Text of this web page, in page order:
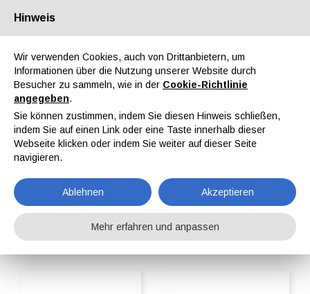
Über uns Partner Kontakt Reservierter Bereich
EN IT DE ES
Home ipcmPedia Suche nach Kategorie Automatisierungstechnik
Hinweis
Wir verwenden Cookies, auch von Drittanbietern, um
Informationen über die Nutzung unserer Website durch
Besucher zu sammeln, wie in der Cookie-Richtlinie
angegeben.
Sie können zustimmen, indem Sie diesen Hinweis schließen,
indem Sie auf einen Link oder eine Taste innerhalb dieser
Webseite klicken oder indem Sie weiter auf dieser Seite
navigieren.
Ablehnen Akzeptieren
Mehr erfahren und anpassen